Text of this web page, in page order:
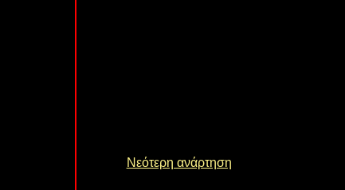
Νεότερη ανάρτηση